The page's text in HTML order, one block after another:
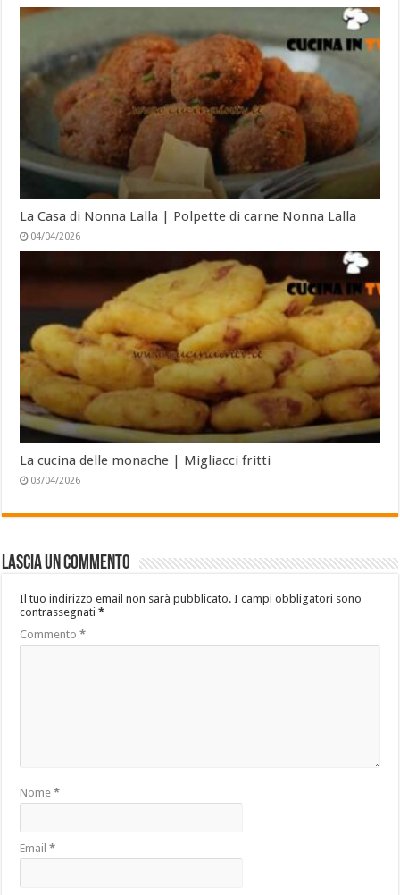
La Casa di Nonna Lalla | Polpette di carne Nonna Lalla
04/04/2026
La cucina delle monache | Migliacci fritti
03/04/2026
Lascia un commento
Il tuo indirizzo email non sarà pubblicato. I campi obbligatori sono
contrassegnati*
Commento*
Nome*
Email*